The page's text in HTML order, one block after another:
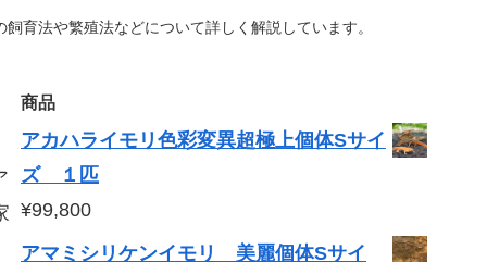
育法や繁殖法などについて詳しく解説しています。
商品
アカハライモリ色彩変異超極上個体Sサイ
ズ １匹
¥99,800
アマミシリケンイモリ 美麗個体Sサイ